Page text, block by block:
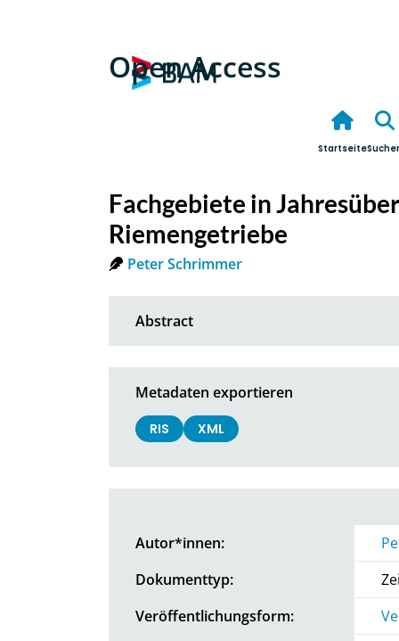
Open Access
Startseite
Fachgebiete in
Riemengetriebe
Peter Schrimmer
Metadaten exportieren
RIS XML
Autor*innen:
Dokumenttyp:
Veröffentlichungsform: